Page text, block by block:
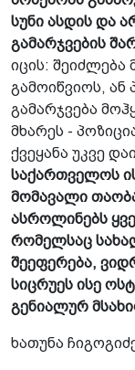
სუნი ასდის და
გამარჯვების
იცის: შეიძლება
გამოიწვიოს, ან
გამარჯვება
მხარეს -
ქვეყანა უკვე
საქართველოს
მომავალი
ასროლინებს
რომელსაც
შეეფერება,
სიცრუეს ისე
გენიალურ
ხათუნა